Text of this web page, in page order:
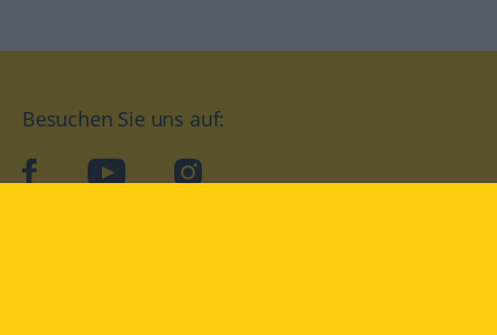
Besuchen Sie uns auf:
facebookYouTube Instagram